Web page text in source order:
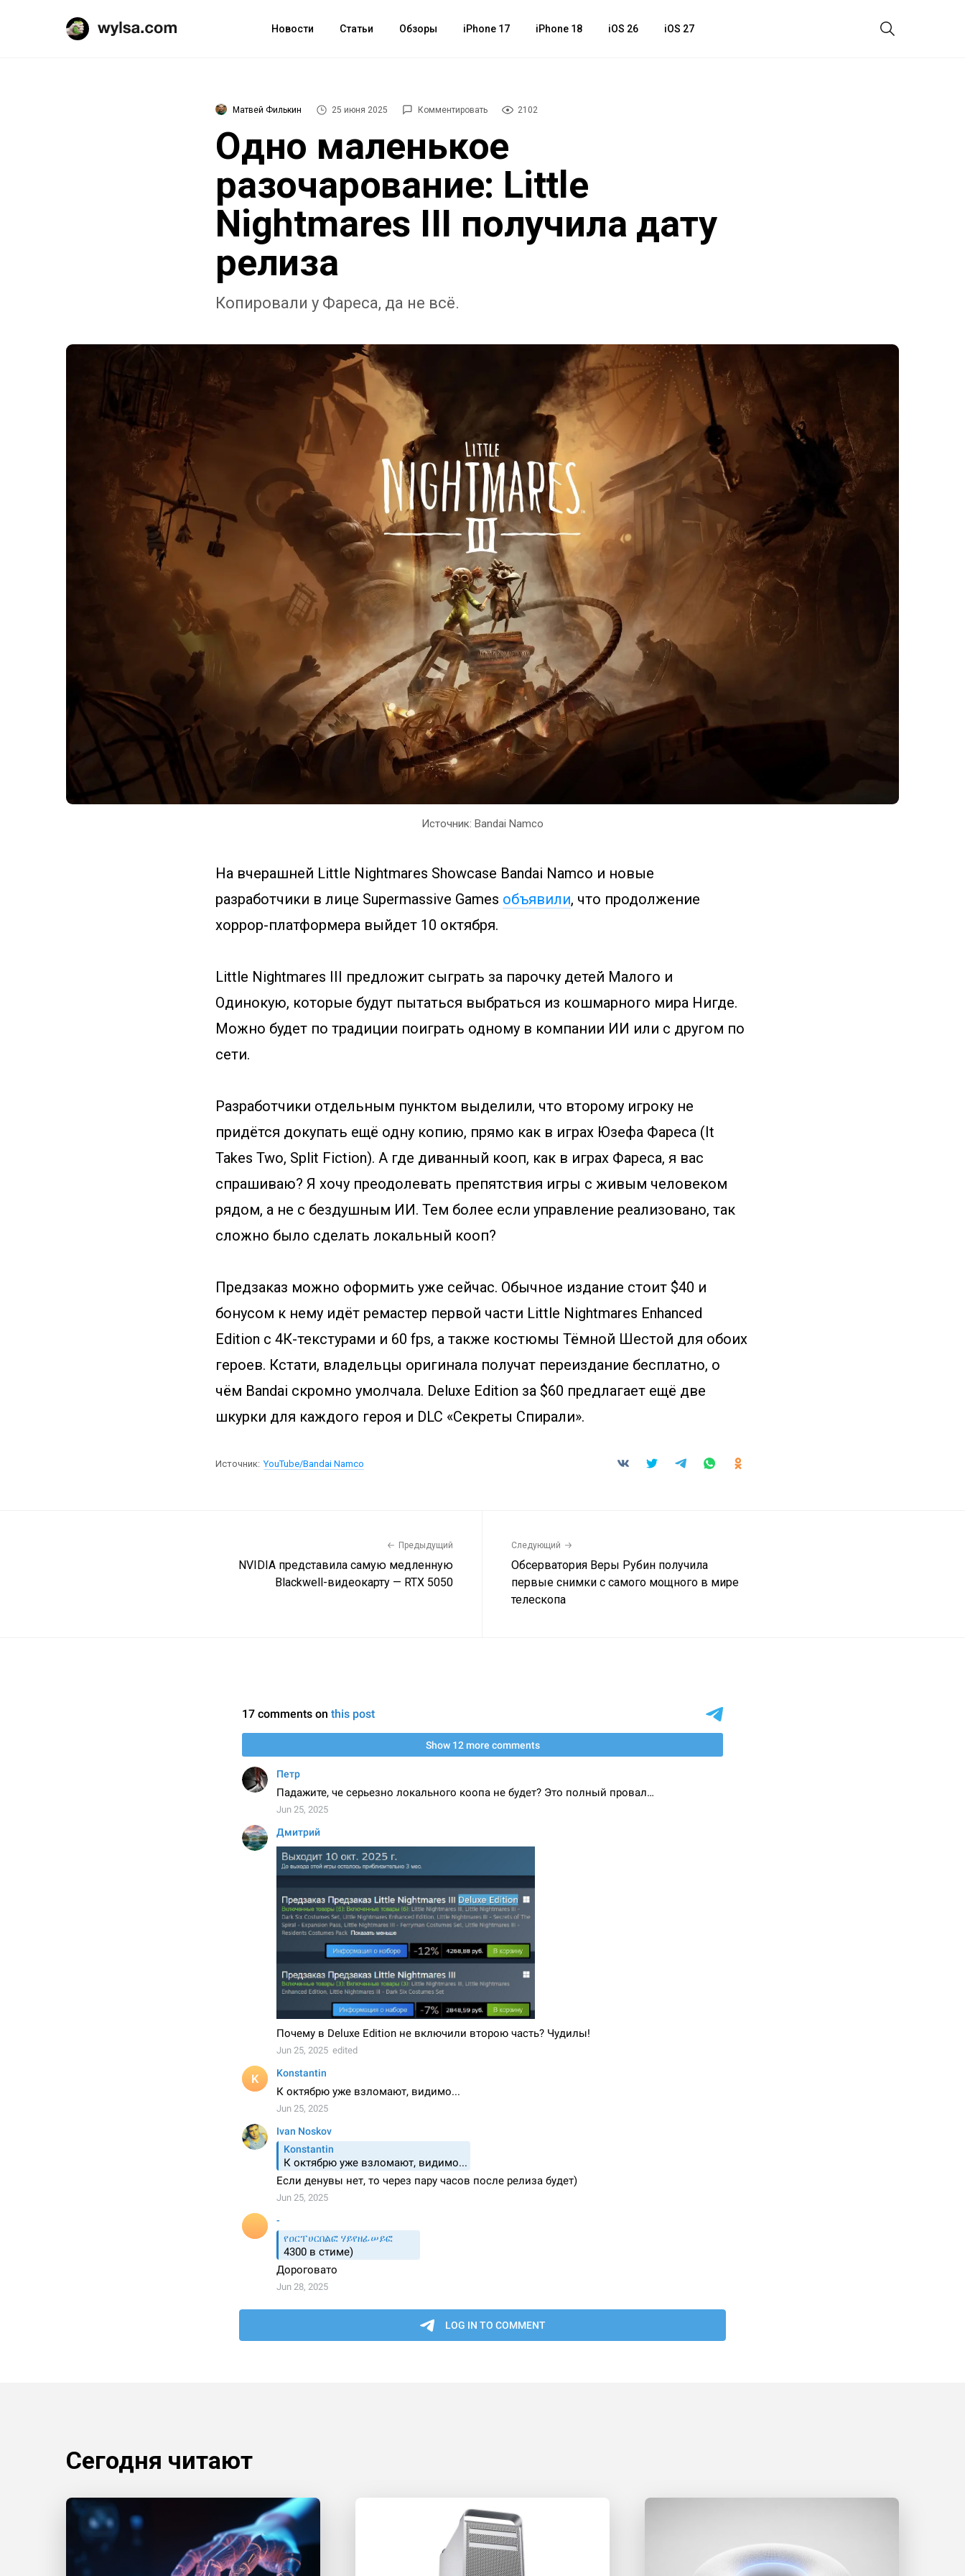
Новости Статьи Обзоры iPhone 17 iPhone 18 iOS 26 iOS 27
Матвей Филькин 25 июня 2025 Комментировать 2102
Одно маленькое
разочарование: Little
Nightmares III получила дату
релиза
Копировали у Фареса, да не всё.
Источник: Bandai Namco
На вчерашней Little Nightmares Showcase Bandai Namco и новые
разработчики в лице Supermassive Games объявили, что продолжение
хоррор-платформера выйдет 10 октября.
Little Nightmares III предложит сыграть за парочку детей Малого и
Одинокую, которые будут пытаться выбраться из кошмарного мира Нигде.
Можно будет по традиции поиграть одному в компании ИИ или с другом по
сети.
Разработчики отдельным пунктом выделили, что второму игроку не
придётся докупать ещё одну копию, прямо как в играх Юзефа Фареса (It
Takes Two, Split Fiction). А где диванный кооп, как в играх Фареса, я вас
спрашиваю? Я хочу преодолевать препятствия игры с живым человеком
рядом, а не с бездушным ИИ. Тем более если управление реализовано, так
сложно было сделать локальный кооп?
Предзаказ можно оформить уже сейчас. Обычное издание стоит $40 и
бонусом к нему идёт ремастер первой части Little Nightmares Enhanced
Edition с 4К-текстурами и 60 fps, а также костюмы Тёмной Шестой для обоих
героев. Кстати, владельцы оригинала получат переиздание бесплатно, о
чём Bandai скромно умолчала. Deluxe Edition за $60 предлагает ещё две
шкурки для каждого героя и DLC «Секреты Спирали».
Источник: YouTube/Bandai Namco
Предыдущий
NVIDIA представила самую медленную
Blackwell-видеокарту — RTX 5050
Следующий
Обсерватория Веры Рубин получила
первые снимки с самого мощного в мире
телескопа
Сегодня читают